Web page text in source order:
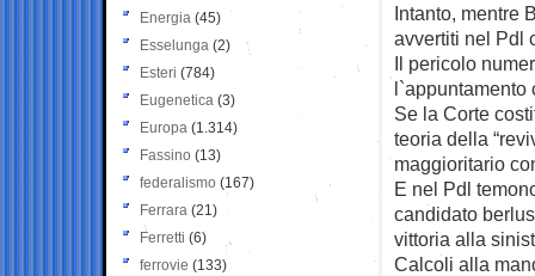
Intanto, mentre
avvertiti nel Pdl
Il pericolo
l`appuntamento
Se la Corte
teoria della
maggioritario
E nel Pdl
candidato
vittoria alla
Calcoli alla
Energia (45)
Esselunga (2)
Esteri (784)
Eugenetica (3)
Europa (1.314)
Fassino (13)
federalismo (167)
Ferrara (21)
Ferretti (6)
ferrovie (133)